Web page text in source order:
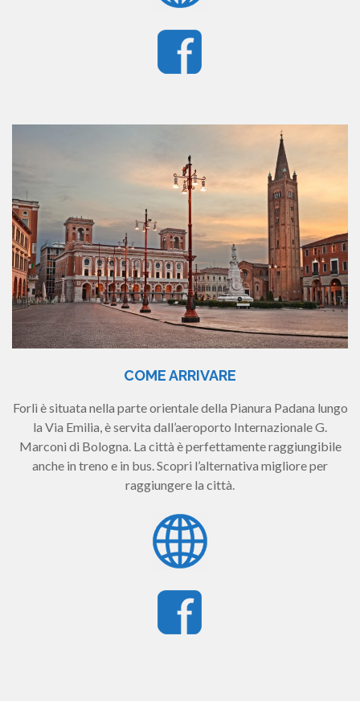
COME ARRIVARE
Forlì è situata nella parte orientale della Pianura Padana lungo
la Via Emilia, è servita dall’aeroporto Internazionale G.
Marconi di Bologna. La città è perfettamente raggiungibile
anche in treno e in bus. Scopri l’alternativa migliore per
raggiungere la città.